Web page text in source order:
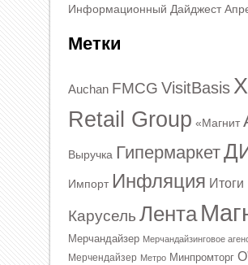
Информационный Дайджест
Метки
Auchan FMCG VisitBasis
Retail Group «Магнит
Выручка Гипермаркет
Импорт Инфляция Итоги
Карусель Лента
Мерчандайзер Мерчандайзинговое
Мерчендайзер Метро Минпромторг